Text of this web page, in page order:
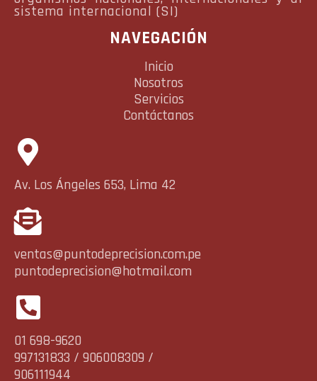
sistema internacional (SI)
NAVEGACIÓN
Inicio
Nosotros
Servicios
Contáctanos
Av. Los Ángeles 653, Lima 42
ventas@puntodeprecision.com.pe
puntodeprecision@hotmail.com
01 698-9620
997131833 / 906008309 /
906111944